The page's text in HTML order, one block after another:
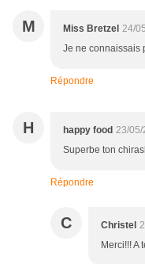
M Miss Bretzel 24/
Je ne connaissais
Répondre
H happy food 23/05/
Superbe ton
Répondre
C Christel
Merci!!! A